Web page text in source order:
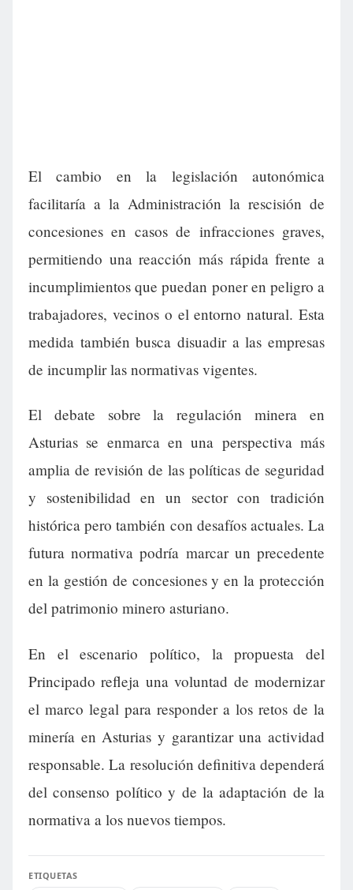
El cambio en la legislación autonómica
facilitaría a la Administración la rescisión de
concesiones en casos de infracciones graves,
permitiendo una reacción más rápida frente a
incumplimientos que puedan poner en peligro a
trabajadores, vecinos o el entorno natural. Esta
medida también busca disuadir a las empresas
de incumplir las normativas vigentes.
El debate sobre la regulación minera en
Asturias se enmarca en una perspectiva más
amplia de revisión de las políticas de seguridad
y sostenibilidad en un sector con tradición
histórica pero también con desafíos actuales. La
futura normativa podría marcar un precedente
en la gestión de concesiones y en la protección
del patrimonio minero asturiano.
En el escenario político, la propuesta del
Principado refleja una voluntad de modernizar
el marco legal para responder a los retos de la
minería en Asturias y garantizar una actividad
responsable. La resolución definitiva dependerá
del consenso político y de la adaptación de la
normativa a los nuevos tiempos.
ETIQUETAS